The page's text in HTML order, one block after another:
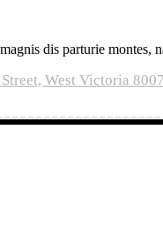
dis parturie
West Victoria